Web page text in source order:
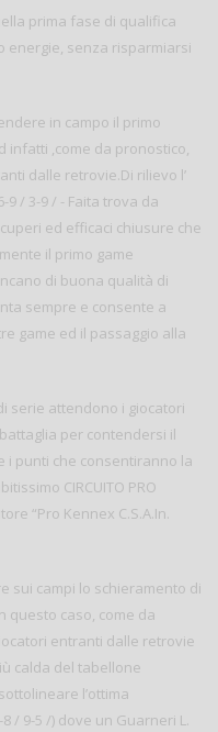
prima fase di qualifica
energie, senza risparmiarsi
in campo il primo
infatti ,come da pronostico,
dalle retrovie.Di rilievo l’
9 / 3-9 / - Faita trova da
ed efficaci chiusure che
il primo game
di buona qualità di
sempre e consente a
game ed il passaggio alla
serie attendono i giocatori
per contendersi il
punti che consentiranno la
CIRCUITO PRO
“Pro Kennex C.S.A.In.
sui campi lo schieramento di
questo caso, come da
entranti dalle retrovie
calda del tabellone
l’ottima
/ 9-5 /) dove un Guarneri L.